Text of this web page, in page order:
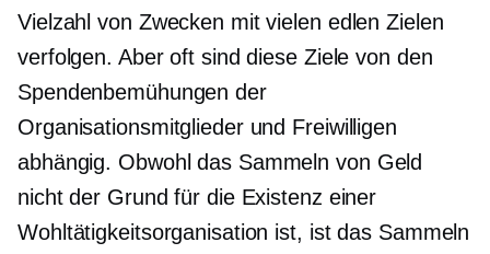
Vielzahl von Zwecken mit vielen edlen Zielen
verfolgen. Aber oft sind diese Ziele von den
Spendenbemühungen der
Organisationsmitglieder und Freiwilligen
abhängig. Obwohl das Sammeln von Geld
nicht der Grund für die Existenz einer
Wohltätigkeitsorganisation ist, ist das Sammeln